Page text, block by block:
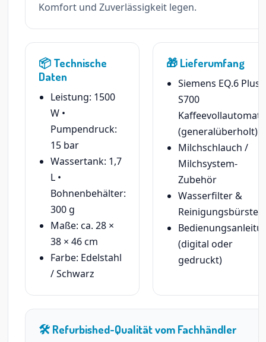
Komfort und Zuverlässigkeit legen.
📦 Technische
Daten
Leistung: 1500
W •
Pumpendruck:
15 bar
Wassertank: 1,7
L •
Bohnenbehälter:
300 g
Maße: ca. 28 ×
38 × 46 cm
Farbe: Edelstahl
/ Schwarz
🎁 Lieferumfang
Siemens EQ.6 Plus
S700
Kaffeevollautomat
(generalüberholt)
Milchschlauch /
Milchsystem-
Zubehör
Wasserfilter &
Reinigungsbürste
(digital oder
gedruckt)
🛠️ Refurbished-Qualität vom Fachhändler